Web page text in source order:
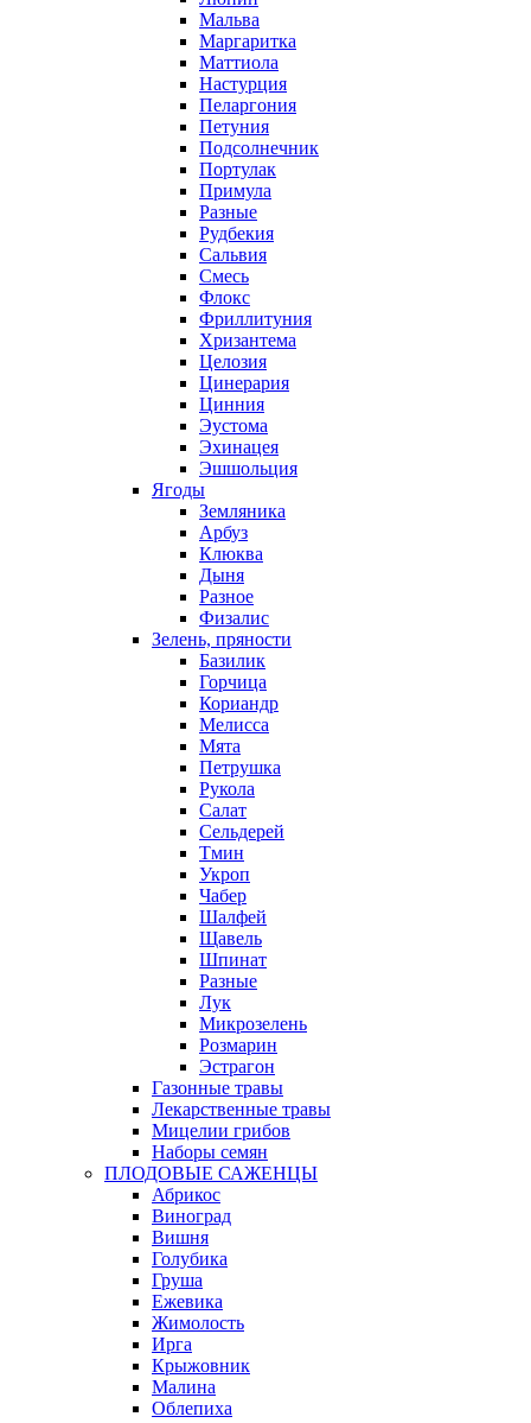
Мальва
Маргаритка
Маттиола
Настурция
Пеларгония
Петуния
Подсолнечник
Портулак
Примула
Разные
Рудбекия
Сальвия
Смесь
Флокс
Фриллитуния
Хризантема
Целозия
Цинерария
Цинния
Эустома
Эхинацея
Эшшольция
Ягоды
Земляника
Арбуз
Клюква
Дыня
Разное
Физалис
Зелень, пряности
Базилик
Горчица
Кориандр
Мелисса
Мята
Петрушка
Рукола
Салат
Сельдерей
Тмин
Укроп
Чабер
Шалфей
Щавель
Шпинат
Разные
Лук
Микрозелень
Розмарин
Эстрагон
Газонные травы
Лекарственные травы
Мицелии грибов
Наборы семян
ПЛОДОВЫЕ САЖЕНЦЫ
Абрикос
Виноград
Вишня
Голубика
Груша
Ежевика
Жимолость
Ирга
Крыжовник
Малина
Облепиха